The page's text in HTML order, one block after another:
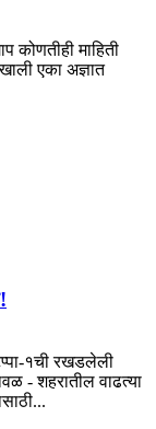
कोणतीही माहिती
एका अज्ञात
१ची रखडलेली
- शहरातील वाढत्या